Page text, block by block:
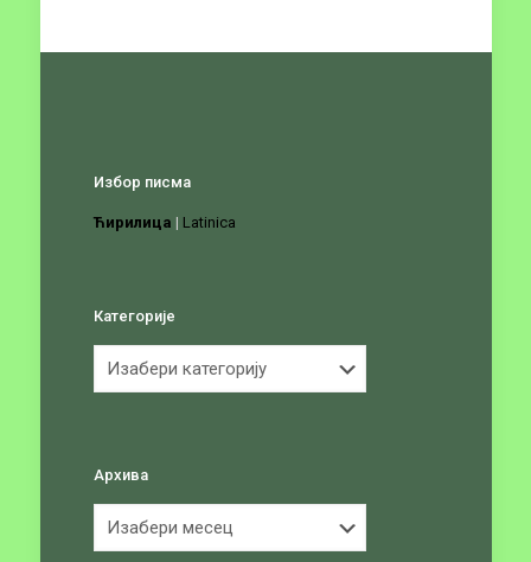
Избор писма
Ћирилица | Latinica
Категорије
Архива